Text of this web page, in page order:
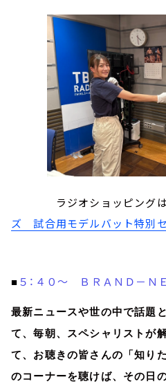
ラジオショッピングは
ズ 試合用モデルバット特別セ
■ ５：４０～ ＢＲＡＮＤ－Ｎ
最新ニュースや世の中で話題
て、毎朝、スペシャリストが
て、お聴きの皆さんの「知り
のコーナーを聴けば、その日